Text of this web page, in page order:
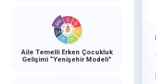
Aile Temelli Erken Çocukluk
Gelişimi “Yenişehir Modeli”